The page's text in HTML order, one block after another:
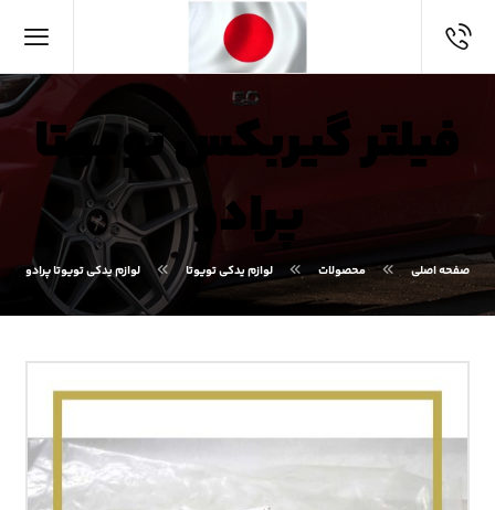
فیلتر گیربکس تویوتا
پرادو
صفحه اصلی محصولات لوازم یدکی تویوتا لوازم یدکی تویوتا پرادو